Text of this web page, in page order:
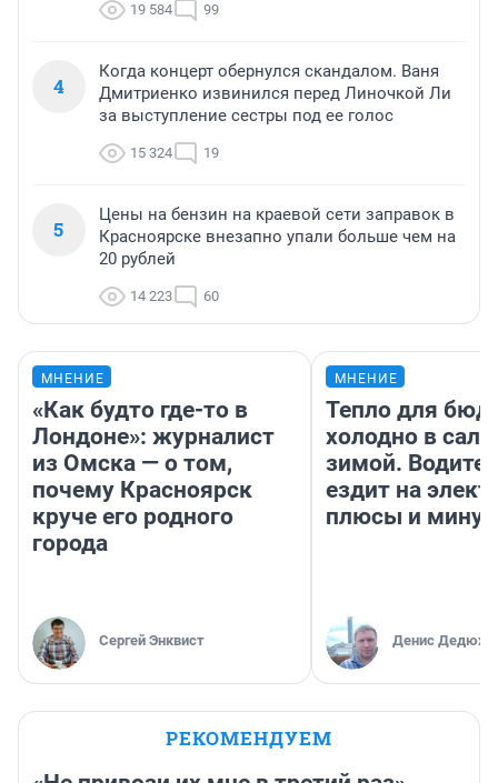
19 584 99
4
Когда концерт обернулся скандалом. Ваня
Дмитриенко извинился перед Линочкой Ли
за выступление сестры под ее голос
15 324 19
5
Цены на бензин на краевой сети заправок в
Красноярске внезапно упали больше чем на
20 рублей
14 223 60
МНЕНИЕ
«Как будто где-то в
Лондоне»: журналист
из Омска — о том,
почему Красноярск
круче его родного
города
Сергей Энквист
МНЕНИЕ
Тепло для
холодно в
зимой.
ездит на
плюсы и
Денис
РЕКОМЕНДУЕМ